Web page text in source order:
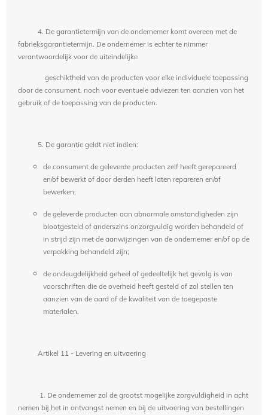
4. De garantietermijn van de ondernemer komt overeen met de
fabrieksgarantietermijn. De ondernemer is echter te nimmer
verantwoordelijk voor de uiteindelijke
geschiktheid van de producten voor elke individuele toepassing
door de consument, noch voor eventuele adviezen ten aanzien van het
gebruik of de toepassing van de producten.
5. De garantie geldt niet indien:
de consument de geleverde producten zelf heeft gerepareerd
en/of bewerkt of door derden heeft laten repareren en/of
bewerken;
de geleverde producten aan abnormale omstandigheden zijn
blootgesteld of anderszins onzorgvuldig worden behandeld of
in strijd zijn met de aanwijzingen van de ondernemer en/of op de
verpakking behandeld zijn;
de ondeugdelijkheid geheel of gedeeltelijk het gevolg is van
voorschriften die de overheid heeft gesteld of zal stellen ten
aanzien van de aard of de kwaliteit van de toegepaste
materialen.
Artikel 11 - Levering en uitvoering
1. De ondernemer zal de grootst mogelijke zorgvuldigheid in acht
nemen bij het in ontvangst nemen en bij de uitvoering van bestellingen